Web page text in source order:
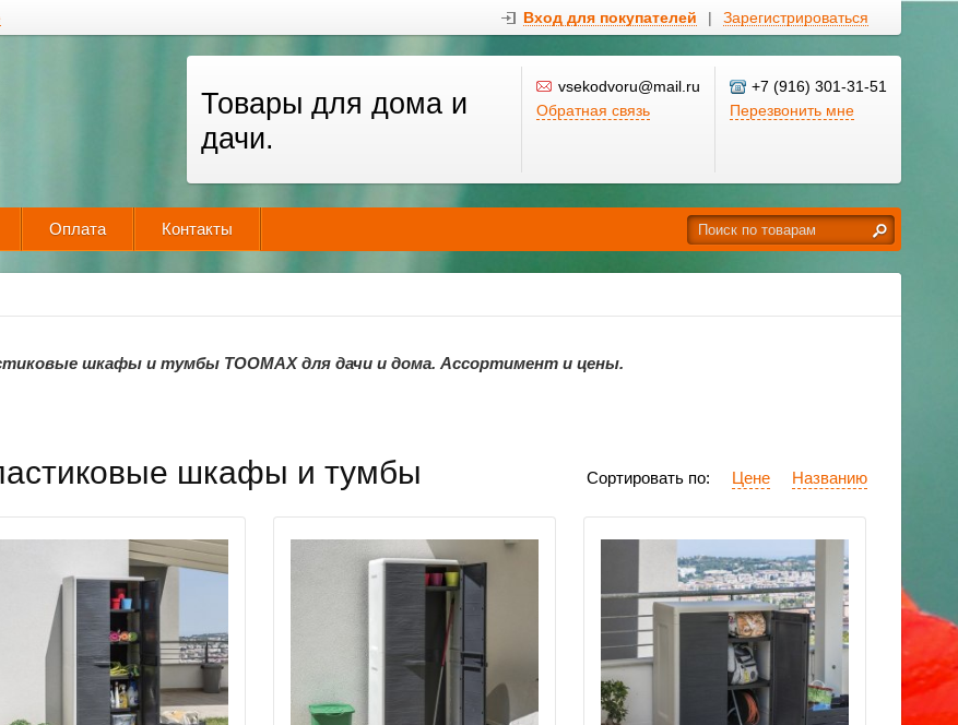
Вход для покупателей | Зарегистрироваться
Товары для дома и
дачи.
vsekodvoru@mail.ru
Обратная связь
+7 (916) 301-31-51
Перезвонить мне
Оплата Контакты
шкафы и тумбы TOOMAX для дачи и дома. Ассортимент и цены.
шкафы и тумбы Названию
Цене
Сортировать по: